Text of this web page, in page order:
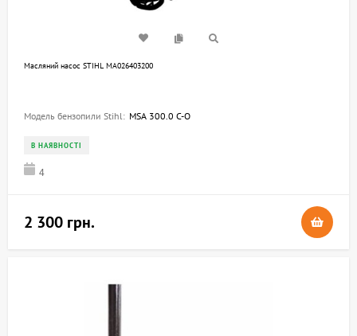
Масляний насос STIHL MA026403200
Модель бензопили Stihl: MSA 300.0 C-O
В НАЯВНОСТІ
4
2 300 грн.